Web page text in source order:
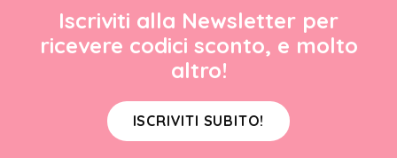
Iscriviti alla Newsletter per
ricevere codici sconto, e molto
altro!
ISCRIVITI SUBITO!